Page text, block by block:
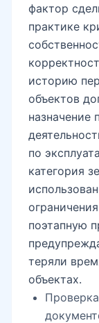
фактор
практике
историю
объектов
по
категория
поэтапную
теряли
объектах.